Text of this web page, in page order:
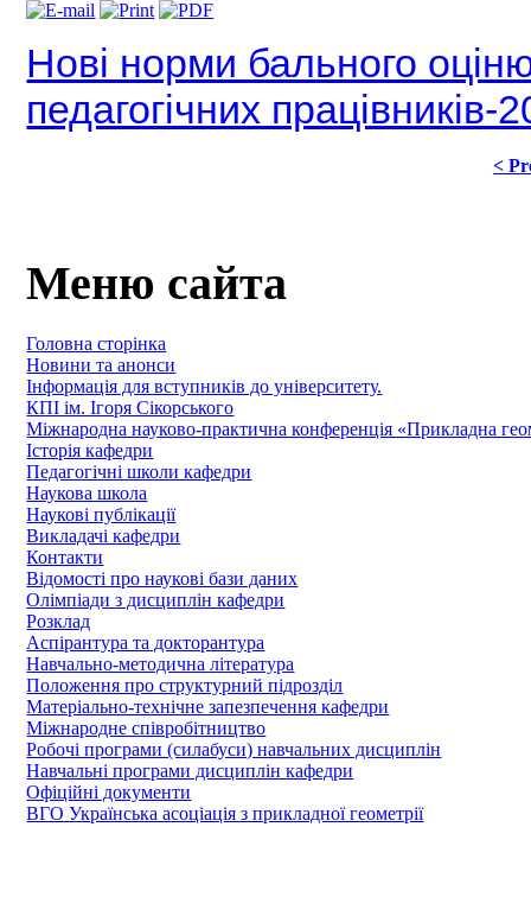
Нові норми бального
педагогічних працівників-
<
Меню сайта
Головна сторінка
Новини та анонси
Інформація для вступників до університету.
КПІ ім. Ігоря Сікорського
Міжнародна науково-практична конференція «Прикладна
Історія кафедри
Педагогічні школи кафедри
Наукова школа
Наукові публікації
Викладачі кафедри
Контакти
Відомості про наукові бази даних
Олімпіади з дисциплін кафедри
Розклад
Аспірантура та докторантура
Навчально-методична література
Положення про структурний підрозділ
Матеріально-технічне запезпечення кафедри
Міжнародне співробітництво
Робочі програми (силабуси) навчальних дисциплін
Навчальні програми дисциплін кафедри
Офіційні документи
ВГО Українська асоціація з прикладної геометрії